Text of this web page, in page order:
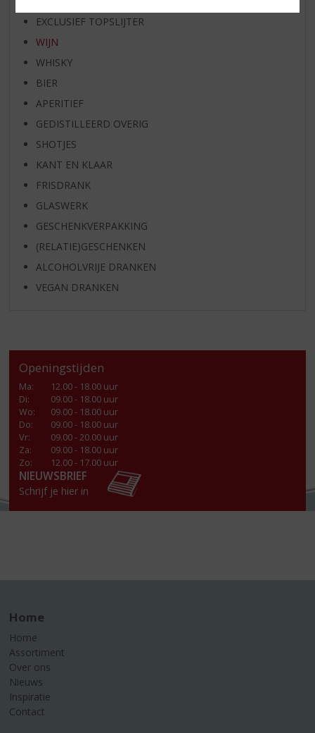
EXCLUSIEF TOPSLIJTER
WIJN
WHISKY
BIER
APERITIEF
GEDISTILLEERD OVERIG
SHOTJES
KANT EN KLAAR
FRISDRANK
GLASWERK
GESCHENKVERPAKKING
(RELATIE)GESCHENKEN
ALCOHOLVRIJE DRANKEN
VEGAN DRANKEN
Openingstijden
Ma:
12.00 - 18.00 uur
Di:
09.00 - 18.00 uur
Wo:
09.00 - 18.00 uur
Do:
09.00 - 18.00 uur
Vr:
09.00 - 20.00 uur
Za:
09.00 - 18.00 uur
Zo:
12.00 - 17.00 uur
NIEUWSBRIEF
Schrijf je hier in
Home
Home
Assortiment
Over ons
Nieuws
Inspiratie
Contact